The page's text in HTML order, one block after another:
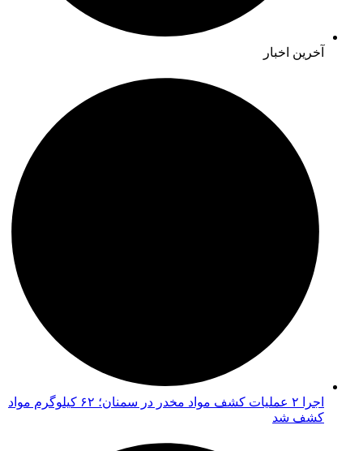
آخرین اخبار
اجرا ۲ عملیات کشف مواد مخدر در سمنان؛ ۶۲ کیلوگرم مواد
کشف شد